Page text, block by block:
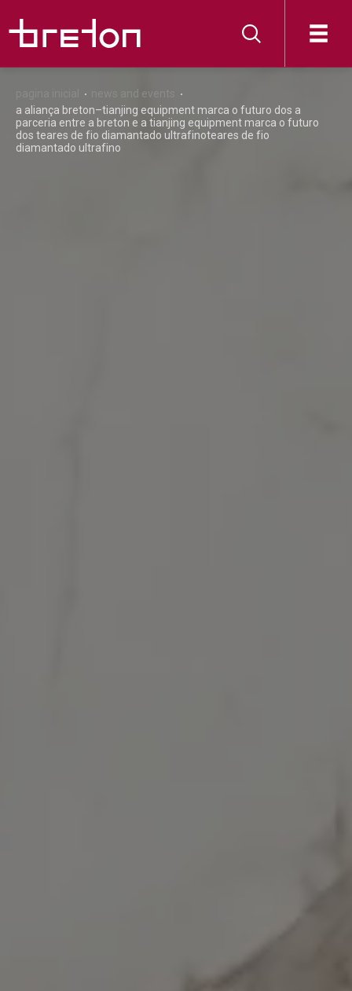
news and events
a aliança breton–tianjing equipment marca o futuro dos a
parceria entre a breton e a tianjing equipment marca o futuro
dos teares de fio diamantado ultrafinoteares de fio
diamantado ultrafino